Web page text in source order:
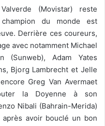
(Movistar) reste
du monde est
Derrière ces coureurs,
avec notamment Michael
(Sunweb), Adam Yates
Bjorg Lambrecht et Jelle
Greg Van Avermaet
la Doyenne à son
Nibali (Bahrain-Merida)
avoir bouclé un bon